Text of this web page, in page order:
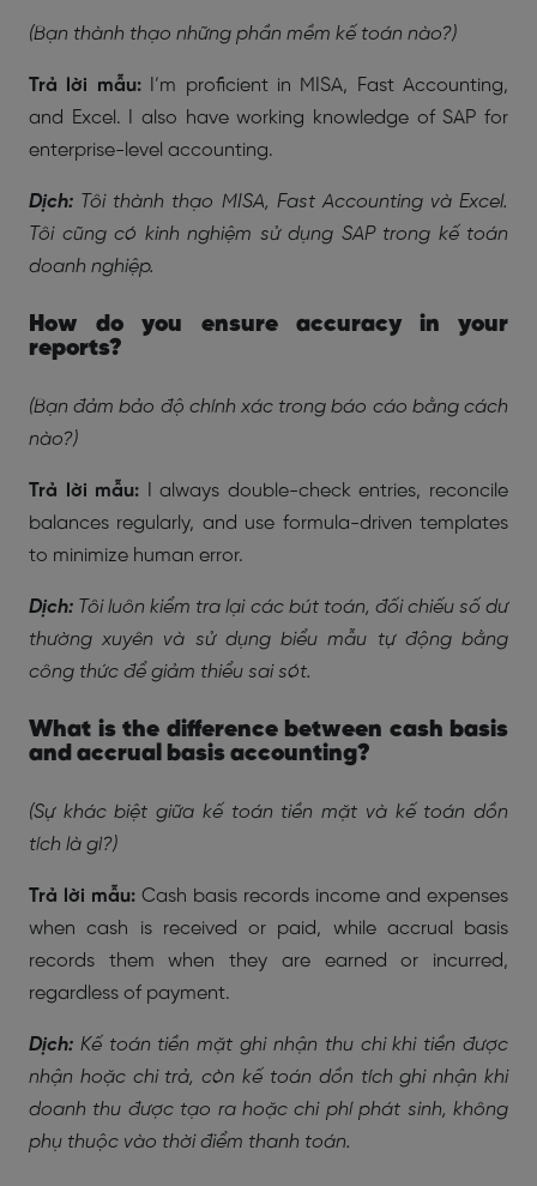
(Bạn thành thạo những phần mềm kế toán nào?)
Trả lời mẫu:
I’m proficient in MISA, Fast Accounting,
and Excel. I also have working knowledge of SAP for
enterprise-level accounting.
Dịch: Tôi thành thạo MISA, Fast Accounting và Excel.
Tôi cũng có kinh nghiệm sử dụng SAP trong kế toán
doanh nghiệp.
How do you ensure accuracy in your
reports?
(Bạn đảm bảo độ chính xác trong báo cáo bằng cách
nào?)
Trả lời mẫu: I always double-check entries, reconcile
balances regularly, and use formula-driven templates
to minimize human error.
Dịch: Tôi luôn kiểm tra lại các bút toán, đối chiếu số dư
thường xuyên và sử dụng biểu mẫu tự động bằng
công thức để giảm thiểu sai sót.
What is the difference between cash basis
and accrual basis accounting?
(Sự khác biệt giữa kế toán tiền mặt và kế toán dồn
tích là gì?)
Trả lời mẫu: Cash basis records income and expenses
when cash is received or paid, while accrual basis
records them when they are earned or incurred,
regardless of payment.
Dịch: Kế toán tiền mặt ghi nhận thu chi khi tiền được
nhận hoặc chi trả, còn kế toán dồn tích ghi nhận khi
doanh thu được tạo ra hoặc chi phí phát sinh, không
phụ thuộc vào thời điểm thanh toán.